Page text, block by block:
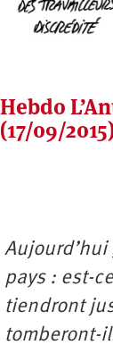
Hebdo
(17/09/
pays : est-
tiendront
tomberont-